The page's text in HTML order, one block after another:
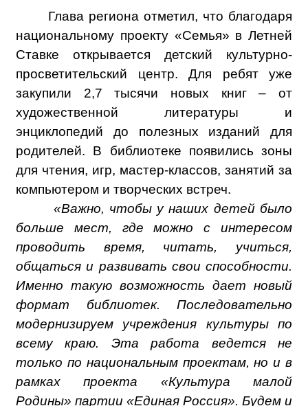
Глава региона отметил, что благодаря
национальному проекту «Семья» в Летней
Ставке открывается детский культурно-
просветительский центр. Для ребят уже
закупили 2,7 тысячи новых книг – от
художественной литературы и
энциклопедий до полезных изданий для
родителей. В библиотеке появились зоны
для чтения, игр, мастер-классов, занятий за
компьютером и творческих встреч.
«Важно, чтобы у наших детей было
больше мест, где можно с интересом
проводить время, читать, учиться,
общаться и развивать свои способности.
Именно такую возможность дает новый
формат библиотек. Последовательно
модернизируем учреждения культуры по
всему краю. Эта работа ведется не
только по национальным проектам, но и в
рамках проекта «Культура малой
Родины» партии «Единая Россия». Будем и